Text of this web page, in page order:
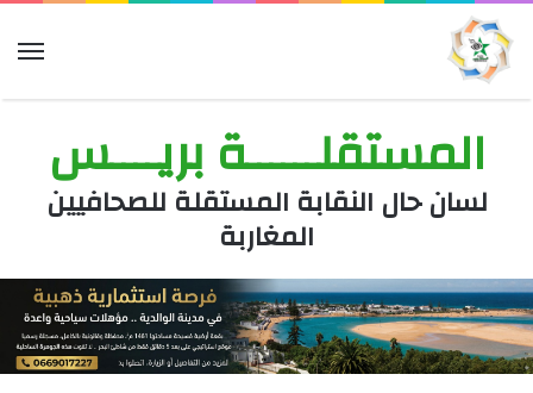
المستقلــــــة بريــــس
لسان حال النقابة المستقلة للصحافيين
المغاربة